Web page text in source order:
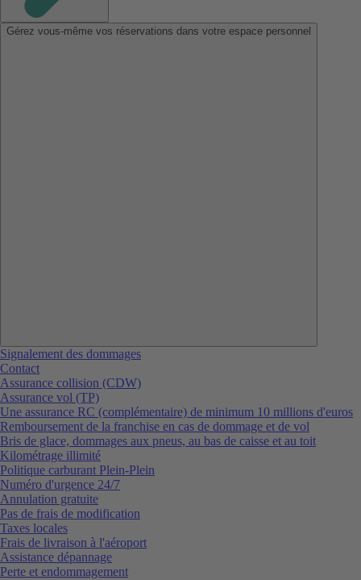
Gérez vous-même vos réservations dans votre espace personnel
Signalement des dommages
Contact
Assurance collision (CDW)
Assurance vol (TP)
Une assurance RC (complémentaire) de minimum 10 millions d'euros
Remboursement de la franchise en cas de dommage et de vol
Bris de glace, dommages aux pneus, au bas de caisse et au toit
Kilométrage illimité
Politique carburant Plein-Plein
Numéro d'urgence 24/7
Annulation gratuite
Pas de frais de modification
Taxes locales
Frais de livraison à l'aéroport
Assistance dépannage
Perte et endommagement